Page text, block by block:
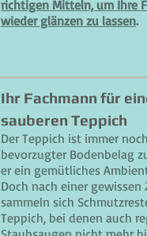
richtigen Mitteln, um Ihre
wieder glänzen zu lassen.
Ihr Fachmann für
sauberen Teppich
Der Teppich ist immer
bevorzugter Bodenbelag
er ein gemütliches
Doch nach einer gewissen
sammeln sich
Teppich, bei denen auch